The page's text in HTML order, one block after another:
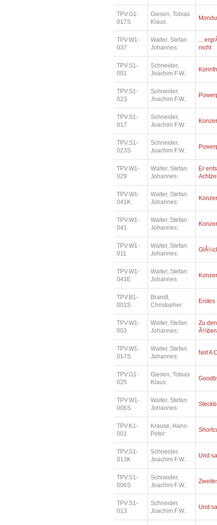
TPV.G1-
017S
Giesen, Tobias
Klaus:
TPV.W1-
037
Walter, Stefan
Johannes:
...
nicht
TPV.S1-
001
Schneider,
Joachim F.W.:
TPV.S1-
023
Schneider,
Joachim F.W.:
TPV.S1-
017
Schneider,
Joachim F.W.:
TPV.S1-
023S
Schneider,
Joachim F.W.:
TPV.W1-
029
Walter, Stefan
Johannes:
Er
TPV.W1-
041K
Walter, Stefan
Johannes:
TPV.W1-
041
Walter, Stefan
Johannes:
TPV.W1-
011
Walter, Stefan
Johannes:
TPV.W1-
041E
Walter, Stefan
Johannes:
TPV.B1-
001S
Brandt,
Christopher:
TPV.W1-
003
Walter, Stefan
Johannes:
Zu
TPV.W1-
017S
Walter, Stefan
Johannes:
Not A
TPV.G1-
025
Giesen, Tobias
Klaus:
TPV.W1-
006S
Walter, Stefan
Johannes:
TPV.K1-
001
Krause, Hans-
Peter:
TPV.S1-
013K
Schneider,
Joachim F.W.:
Und
TPV.S1-
006S
Schneider,
Joachim F.W.:
TPV.S1-
013
Schneider,
Joachim F.W.:
Und